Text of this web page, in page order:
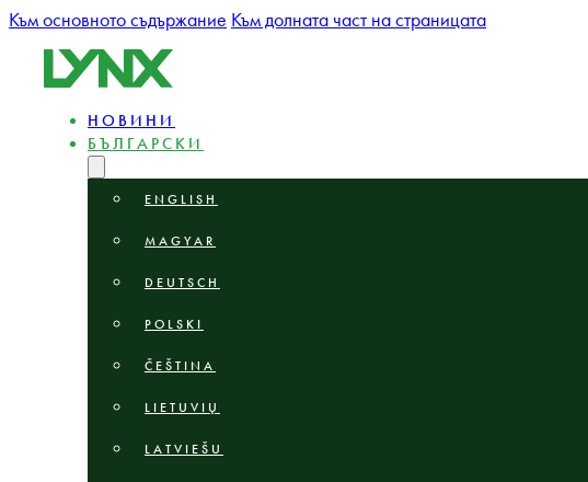
Към основното съдържание Към долната част на страницата
НОВИНИ
БЪЛГАРСКИ
ENGLISH
MAGYAR
DEUTSCH
POLSKI
ČEŠTINA
LIETUVIŲ
LATVIEŠU